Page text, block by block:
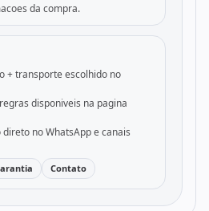
da compra.
+ transporte escolhido no
disponiveis na pagina
no WhatsApp e canais
Contato